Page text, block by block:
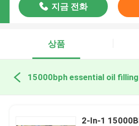
지금 전화
상품
2-In-1